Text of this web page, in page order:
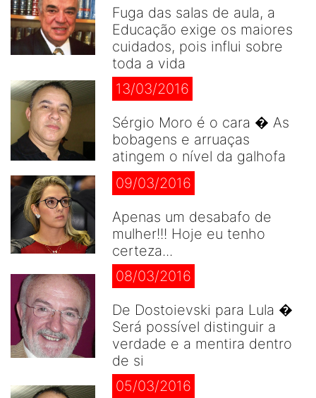
Fuga das salas de aula, a
Educação exige os maiores
cuidados, pois influi sobre
toda a vida
13/03/2016
Sérgio Moro é o cara � As
bobagens e arruaças
atingem o nível da galhofa
09/03/2016
Apenas um desabafo de
mulher!!! Hoje eu tenho
certeza...
08/03/2016
De Dostoievski para Lula �
Será possível distinguir a
verdade e a mentira dentro
de si
05/03/2016